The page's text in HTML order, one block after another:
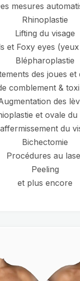
mesures
Rhinoplastie
Lifting du visage
et Foxy eyes
Blépharoplastie
des joues et
comblement &
des
et ovale du
du
Bichectomie
Procédures au
Peeling
et plus encore